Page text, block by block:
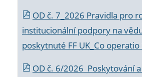
OD č. 7_2026 Pravidla pro
institucionální podpory na
poskytnuté FF UK_Co operatio
OD č. 6/2026 Poskytování